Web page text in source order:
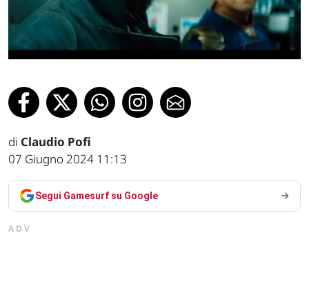
di Claudio Pofi
07 Giugno 2024 11:13
Segui Gamesurf su Google
ADV